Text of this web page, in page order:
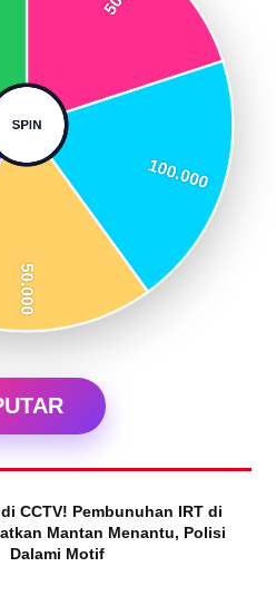
CCTV! Pembunuhan IRT di
Mantan Menantu, Polisi
Dalami Motif